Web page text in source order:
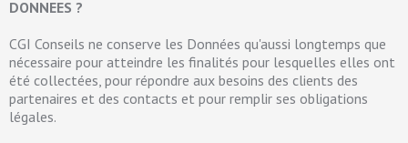
DONNEES ?
CGI Conseils ne conserve les Données qu'aussi longtemps que
nécessaire pour atteindre les finalités pour lesquelles elles ont
été collectées, pour répondre aux besoins des clients des
partenaires et des contacts et pour remplir ses obligations
légales.